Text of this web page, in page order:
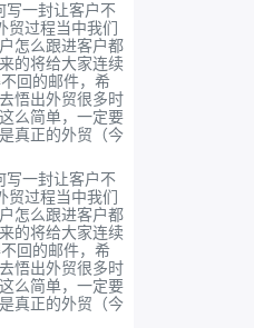
写一封让客户不
贸过程当中我们
怎么跟进客户都
的将给大家连续
回的邮件，希
悟出外贸很多时
么简单，一定要
真正的外贸（今
写一封让客户不
贸过程当中我们
怎么跟进客户都
的将给大家连续
回的邮件，希
悟出外贸很多时
么简单，一定要
真正的外贸（今